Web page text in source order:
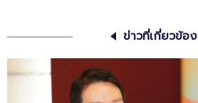
ข่าวที่เกี่ยวข้อง